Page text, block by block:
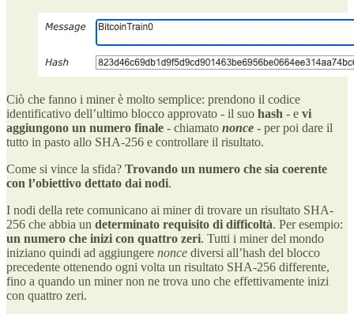
Ciò che fanno i miner è molto semplice: prendono il codice
identificativo dell’ultimo blocco approvato - il suo hash - e vi
aggiungono un numero finale - chiamato nonce - per poi dare il
tutto in pasto allo SHA-256 e controllare il risultato.
Come si vince la sfida? Trovando un numero che sia coerente
con l’obiettivo dettato dai nodi.
I nodi della rete comunicano ai miner di trovare un risultato SHA-
256 che abbia un determinato requisito di difficoltà. Per esempio:
un numero che inizi con quattro zeri. Tutti i miner del mondo
iniziano quindi ad aggiungere nonce diversi all’hash del blocco
precedente ottenendo ogni volta un risultato SHA-256 differente,
fino a quando un miner non ne trova uno che effettivamente inizi
con quattro zeri.